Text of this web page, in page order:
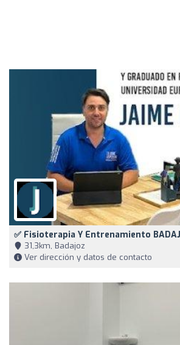
✅ Fisioterapia Y Entrenamiento
31,3km, Badajoz
Ver dirección y datos de contacto